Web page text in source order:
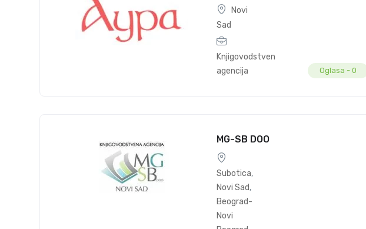
Novi
Sad
Knjigovodstvena
agencija
Oglasa - 0
MG-SB DOO
Subotica,
Novi Sad,
Beograd-
Novi